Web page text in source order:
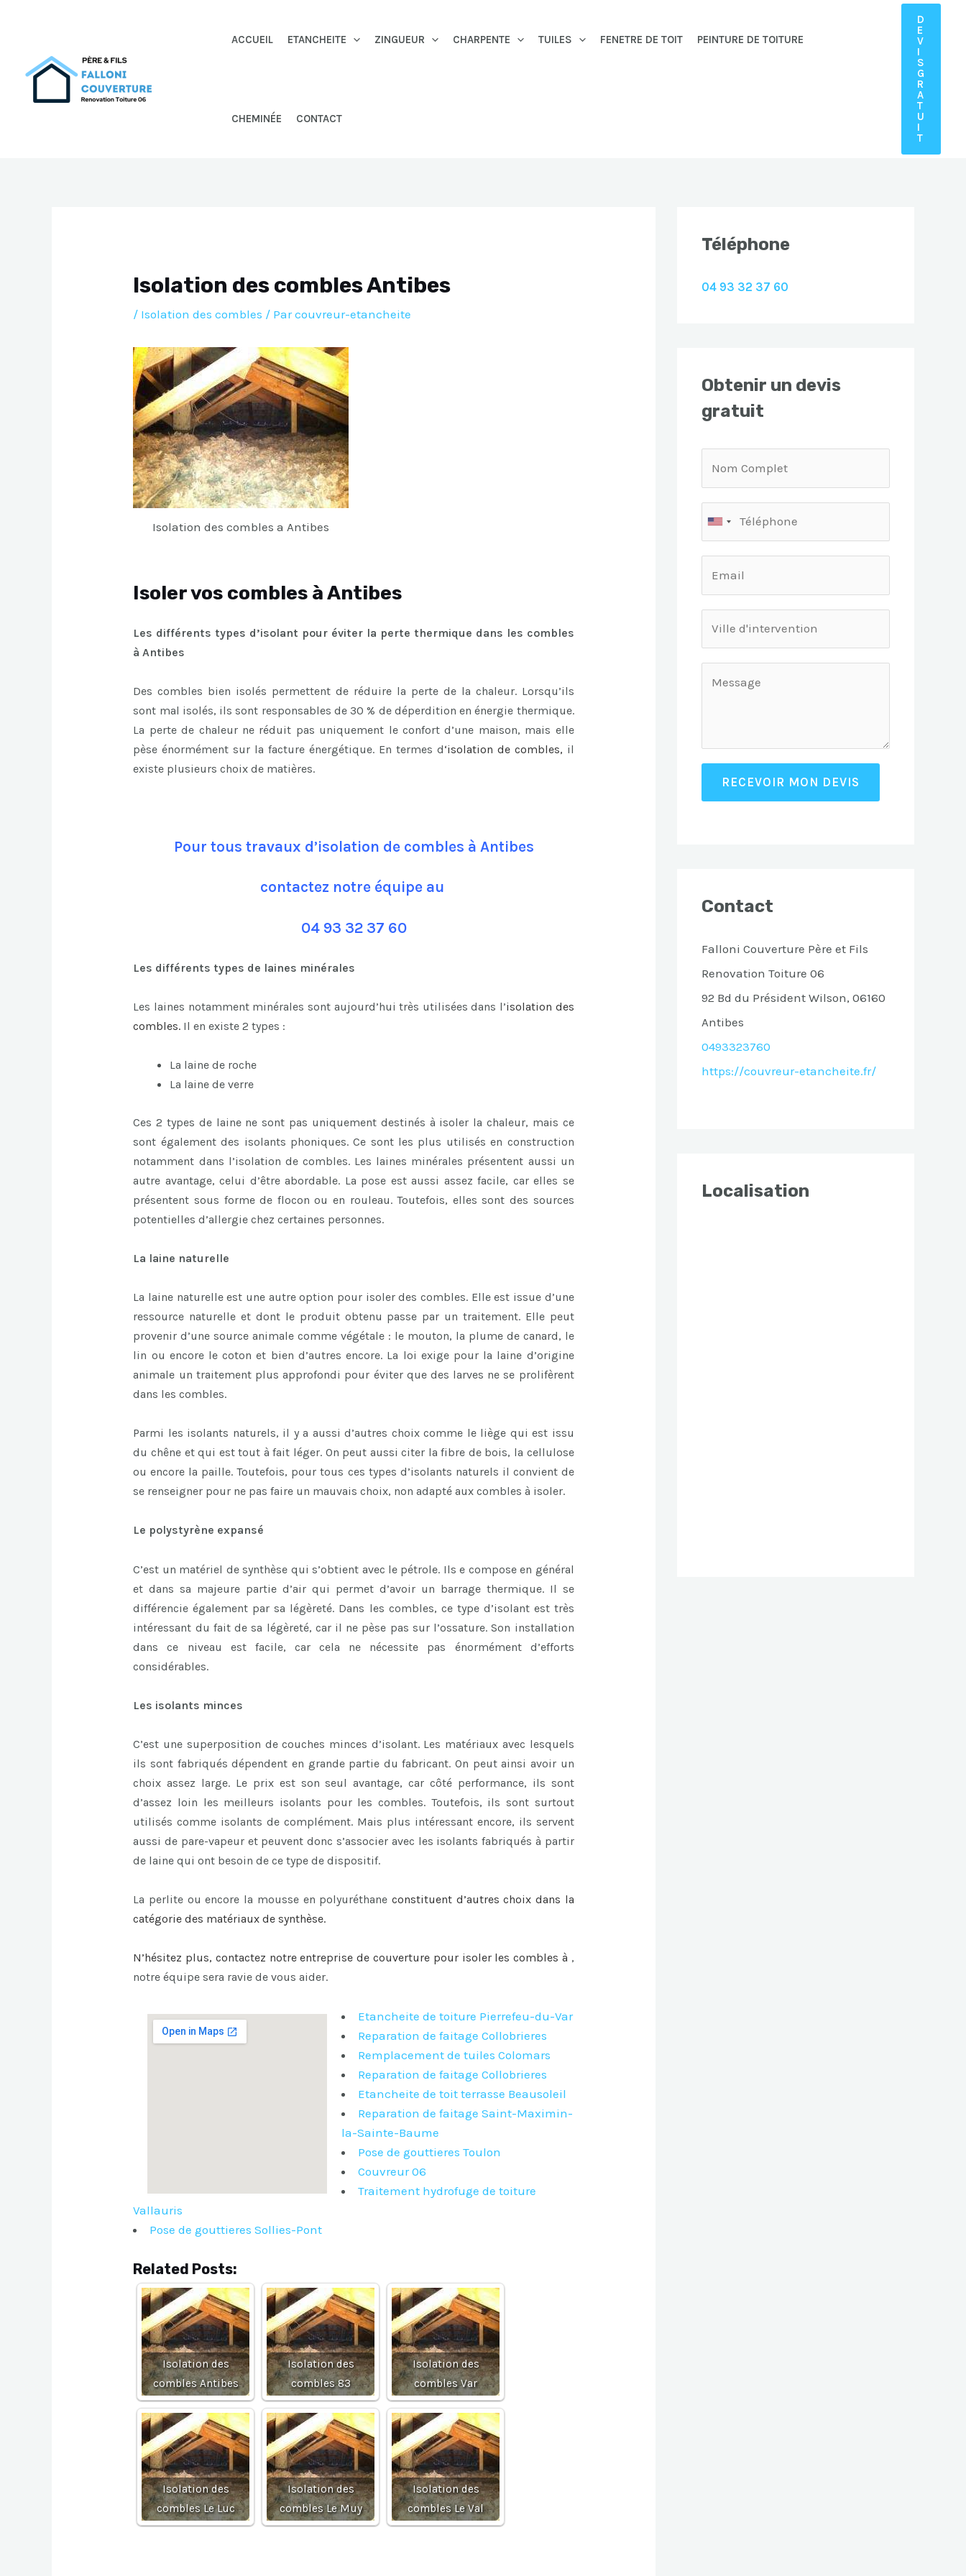
ACCUEIL ETANCHEITE ZINGUEUR CHARPENTE TUILES FENETRE DE TOIT PEINTURE DE TOITURE
CHEMINÉE CONTACT
D
E
V
I
S
G
R
A
T
U
I
T
Isolation des combles Antibes
/ Isolation des combles / Parcouvreur-etancheite
Isolation des combles a Antibes
Isoler vos combles à Antibes
Les différents types d’isolant pour éviter la perte thermique dans les combles
à Antibes
Des combles bien isolés permettent de réduire la perte de la chaleur. Lorsqu’ils
sont mal isolés, ils sont responsables de 30 % de déperdition en énergie thermique.
La perte de chaleur ne réduit pas uniquement le confort d’une maison, mais elle
pèse énormément sur la facture énergétique. En termes d‘isolation de combles, il
existe plusieurs choix de matières.
Pour tous travaux d’isolation de combles à Antibes
contactez notre équipe au
04 93 32 37 60
Les différents types de laines minérales
Les laines notamment minérales sont aujourd’hui très utilisées dans l’isolation des
combles. Il en existe 2 types :
La laine de roche
La laine de verre
Ces 2 types de laine ne sont pas uniquement destinés à isoler la chaleur, mais ce
sont également des isolants phoniques. Ce sont les plus utilisés en construction
notamment dans l’isolation de combles. Les laines minérales présentent aussi un
autre avantage, celui d’être abordable. La pose est aussi assez facile, car elles se
présentent sous forme de flocon ou en rouleau. Toutefois, elles sont des sources
potentielles d’allergie chez certaines personnes.
La laine naturelle
La laine naturelle est une autre option pour isoler des combles. Elle est issue d’une
ressource naturelle et dont le produit obtenu passe par un traitement. Elle peut
provenir d’une source animale comme végétale : le mouton, la plume de canard, le
lin ou encore le coton et bien d’autres encore. La loi exige pour la laine d’origine
animale un traitement plus approfondi pour éviter que des larves ne se prolifèrent
dans les combles.
Parmi les isolants naturels, il y a aussi d’autres choix comme le liège qui est issu
du chêne et qui est tout à fait léger. On peut aussi citer la fibre de bois, la cellulose
ou encore la paille. Toutefois, pour tous ces types d’isolants naturels il convient de
se renseigner pour ne pas faire un mauvais choix, non adapté aux combles à isoler.
Le polystyrène expansé
C’est un matériel de synthèse qui s’obtient avec le pétrole. Ils e compose en général
et dans sa majeure partie d’air qui permet d’avoir un barrage thermique. Il se
différencie également par sa légèreté. Dans les combles, ce type d’isolant est très
intéressant du fait de sa légèreté, car il ne pèse pas sur l’ossature. Son installation
dans ce niveau est facile, car cela ne nécessite pas énormément d’efforts
considérables.
Les isolants minces
C’est une superposition de couches minces d’isolant. Les matériaux avec lesquels
ils sont fabriqués dépendent en grande partie du fabricant. On peut ainsi avoir un
choix assez large. Le prix est son seul avantage, car côté performance, ils sont
d’assez loin les meilleurs isolants pour les combles. Toutefois, ils sont surtout
utilisés comme isolants de complément. Mais plus intéressant encore, ils servent
aussi de pare-vapeur et peuvent donc s’associer avec les isolants fabriqués à partir
de laine qui ont besoin de ce type de dispositif.
La perlite ou encore la mousse en polyuréthane constituent d’autres choix dans la
catégorie des matériaux de synthèse.
N’hésitez plus, contactez notre entreprise de couverture pourisoler les combles à ,
notre équipe sera ravie de vous aider.
Etancheite de toiture Pierrefeu-du-Var
Reparation de faitage Collobrieres
Remplacement de tuiles Colomars
Reparation de faitage Collobrieres
Etancheite de toit terrasse Beausoleil
Reparation de faitage Saint-Maximin-
la-Sainte-Baume
Pose de gouttieres Toulon
Couvreur 06
Traitement hydrofuge de toiture
Vallauris
Pose de gouttieres Sollies-Pont
Related Posts:
Isolation des
combles Antibes
Isolation des
combles 83
Isolation des
combles Var
Isolation des
combles Le Luc
Isolation des
combles Le Muy
Isolation des
combles Le Val
Téléphone
04 93 32 37 60
Obtenir un devis
gratuit
RECEVOIR MON DEVIS
Contact
Falloni Couverture Père et Fils
Renovation Toiture 06
92 Bd du Président Wilson, 06160
Antibes
0493323760
https://couvreur-etancheite.fr/
Localisation